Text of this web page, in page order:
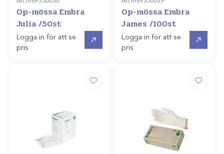
Op-mössa Embra
Julia /50st
Logga in för att se
pris
Op-mössa Embra
James /100st
Logga in för att se
pris